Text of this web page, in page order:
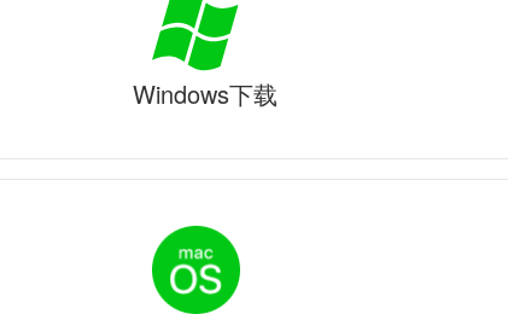
Windows下载